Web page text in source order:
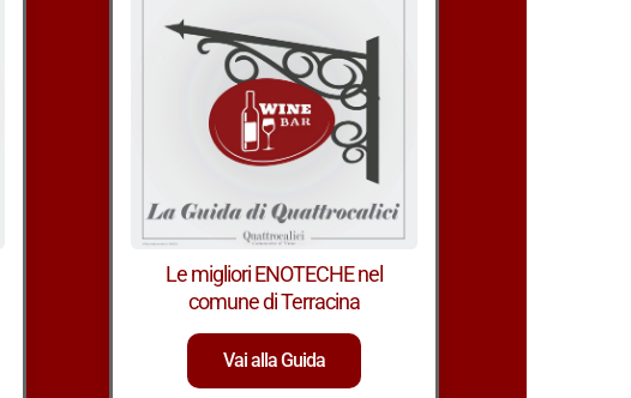
Le migliori ENOTECHE nel
comune di Terracina
Vai alla Guida